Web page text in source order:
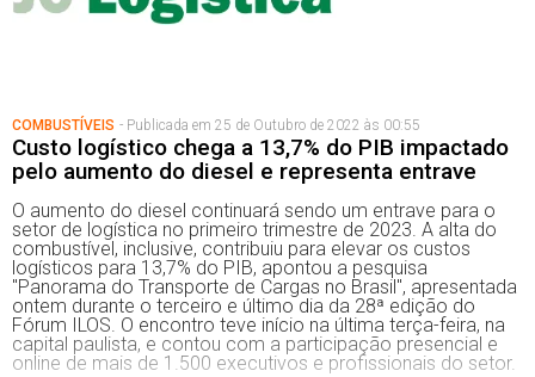
COMBUSTÍVEIS - Publicada em 25 de Outubro de 2022 às 00:55
Custo logístico chega a 13,7% do PIB impactado
pelo aumento do diesel e representa entrave
O aumento do diesel continuará sendo um entrave para o
setor de logística no primeiro trimestre de 2023. A alta do
combustível, inclusive, contribuiu para elevar os custos
logísticos para 13,7% do PIB, apontou a pesquisa
"Panorama do Transporte de Cargas no Brasil", apresentada
ontem durante o terceiro e último dia da 28ª edição do
Fórum ILOS. O encontro teve início na última terça-feira, na
capital paulista, e contou com a participação presencial e
online de mais de 1.500 executivos e profissionais do setor.